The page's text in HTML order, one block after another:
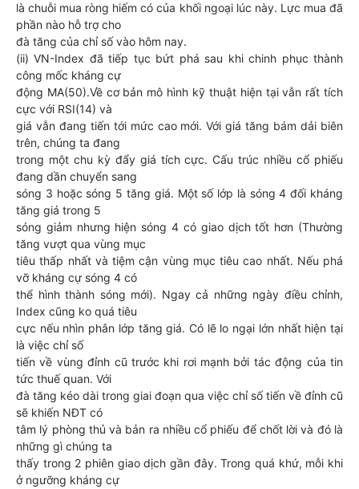
là chuỗi mua ròng hiếm có của khối ngoại lúc này. Lực mua đã
phần nào hỗ trợ cho
đà tăng của chỉ số vào hôm nay.
(ii) VN-Index đã tiếp tục bứt phá sau khi chinh phục thành
công mốc kháng cự
động MA(50).Về cơ bản mô hình kỹ thuật hiện tại vẫn rất tích
cực với RSI(14) và
giá vẫn đang tiến tới mức cao mới. Với giá tăng bám dải biên
trên, chúng ta đang
trong một chu kỳ đẩy giá tích cực. Cấu trúc nhiều cổ phiếu
đang dần chuyển sang
sóng 3 hoặc sóng 5 tăng giá. Một số lớp là sóng 4 đối kháng
tăng giá trong 5
sóng giảm nhưng hiện sóng 4 có giao dịch tốt hơn (Thường
tăng vượt qua vùng mục
tiêu thấp nhất và tiệm cận vùng mục tiêu cao nhất. Nếu phá
vỡ kháng cự sóng 4 có
thể hình thành sóng mới). Ngay cả những ngày điều chỉnh,
Index cũng ko quá tiêu
cực nếu nhìn phân lớp tăng giá. Có lẽ lo ngại lớn nhất hiện tại
là việc chỉ số
tiến về vùng đỉnh cũ trước khi rơi mạnh bởi tác động của tin
tức thuế quan. Với
đà tăng kéo dài trong giai đoạn qua việc chỉ số tiến về đỉnh cũ
sẽ khiến NĐT có
tâm lý phòng thủ và bản ra nhiều cổ phiếu để chốt lời và đó là
những gì chúng ta
thấy trong 2 phiên giao dịch gần đây. Trong quá khứ, mỗi khi
ở ngưỡng kháng cự